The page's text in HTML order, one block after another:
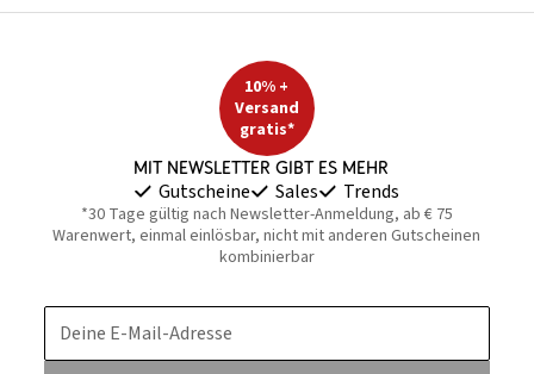
10% +
Versand
gratis*
Mit Newsletter gibt es mehr
Gutscheine Sales Trends
*30 Tage gültig nach Newsletter-Anmeldung, ab € 75
Warenwert, einmal einlösbar, nicht mit anderen Gutscheinen
kombinierbar
Deine E-Mail-Adresse